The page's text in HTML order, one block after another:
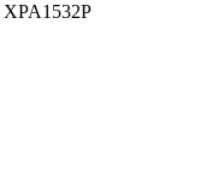
XPA1532P